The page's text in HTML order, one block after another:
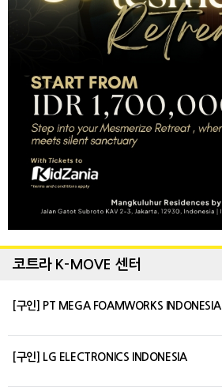
코트라 K-MOVE 센터
[구인] PT MEGA FOAMWORKS INDONESIA
[구인] LG ELECTRONICS INDONESIA